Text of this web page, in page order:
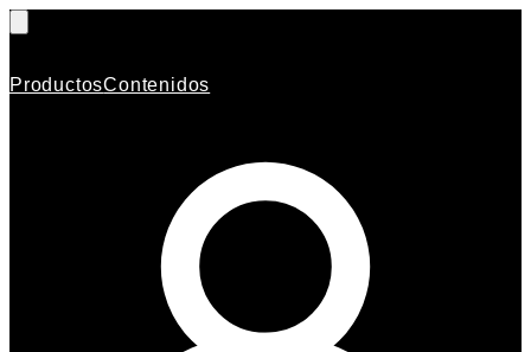
ProductosContenidos